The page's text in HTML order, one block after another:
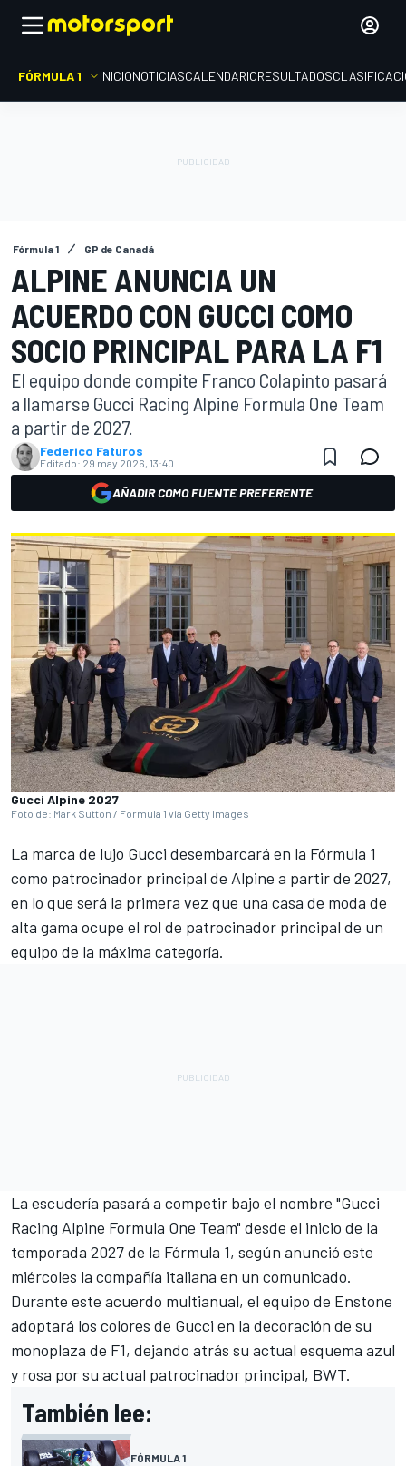
FÓRMULA 1 INICIONOTICIASCALENDARIORESULTADOS
Fórmula 1 GP de Canadá
ALPINE ANUNCIA UN
ACUERDO CON GUCCI COMO
SOCIO PRINCIPAL PARA LA F1
El equipo donde compite Franco Colapinto pasará
a llamarse Gucci Racing Alpine Formula One Team
a partir de 2027.
Federico Faturos
Editado: 29 may 2026, 13:40
AÑADIR COMO FUENTE PREFERENTE
Gucci Alpine 2027
Foto de: Mark Sutton / Formula 1 via Getty Images
La marca de lujo Gucci desembarcará en la Fórmula 1
como patrocinador principal de Alpine a partir de 2027,
en lo que será la primera vez que una casa de moda de
alta gama ocupe el rol de patrocinador principal de un
equipo de la máxima categoría.
La escudería pasará a competir bajo el nombre "Gucci
Racing Alpine Formula One Team" desde el inicio de la
temporada 2027 de la Fórmula 1, según anunció este
miércoles la compañía italiana en un comunicado.
Durante este acuerdo multianual, el equipo de Enstone
adoptará los colores de Gucci en la decoración de su
monoplaza de F1, dejando atrás su actual esquema azul
y rosa por su actual patrocinador principal, BWT.
También lee:
FÓRMULA 1